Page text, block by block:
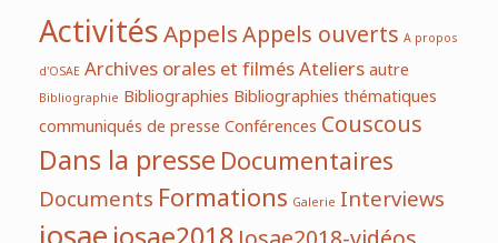
ActivitésAppelsAppels ouverts A propos
d'OSAEArchives orales et filmésAteliersautre
Bibliographie BibliographiesBibliographies thématiques
communiqués de presseConférencesCouscous
Dans la presseDocumentaires
DocumentsFormations Galerie Interviews